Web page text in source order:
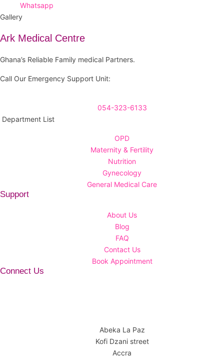
Whatsapp
Gallery
Ark Medical Centre
Ghana’s Reliable Family medical Partners.
Call Our Emergency Support Unit:
054-323-6133
Department List
OPD
Maternity & Fertility
Nutrition
Gynecology
General Medical Care
Support
About Us
Blog
FAQ
Contact Us
Book Appointment
Connect Us
Abeka La Paz
Kofi Dzani street
Accra